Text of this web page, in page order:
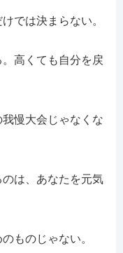
では決まらない。
高くても自分を戻
慢大会じゃなくな
のは、あなたを元気
ものじゃない。